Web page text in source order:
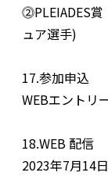
⓶PLEIADES賞
ュア選手)
17.参加申込
WEBエントリ
18.WEB 配信
2023年7月14